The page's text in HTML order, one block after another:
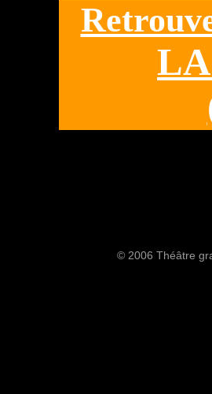
© 2006 Théâtre